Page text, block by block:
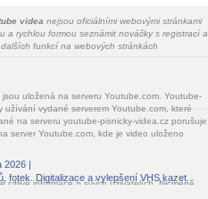
videa nejsou oficiálními webovými stránkami
a rychlou formou seznámit nováčky s registrací a
funkcí na webových stránkách
uložená na serveru Youtube.com. Youtube-
vydané serverem Youtube.com, které
na serveru youtube-pisnicky-videa.cz porušuje
server Youtube.com, kde je video uloženo
citlivé informace o svých uživatelích. Nicméně
2026 |
fotek . Digitalizace a vylepšení VHS kazet.